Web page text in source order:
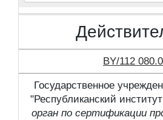
BY/112
Государственное
"Республиканский
орган по сертификации